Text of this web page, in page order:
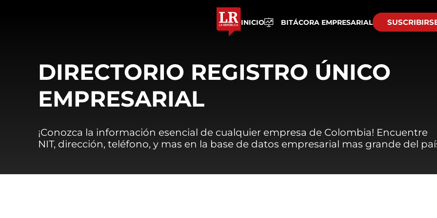
INICIO BITÁCORA EMPRESARIAL
DIRECTORIO REGISTRO ÚNICO
EMPRESARIAL
¡Conozca la información esencial de cualquier empresa de Colombia! Encuentre
NIT, dirección, teléfono, y mas en la base de datos empresarial mas grande del